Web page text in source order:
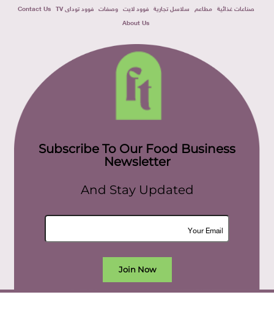
صناعات غذائية مطاعم سلاسل تجارية فوود لايت وصفات فوود توداى TV
Contact Us
About Us
Subscribe To Our Food Business
Newsletter
And Stay Updated
Join Now